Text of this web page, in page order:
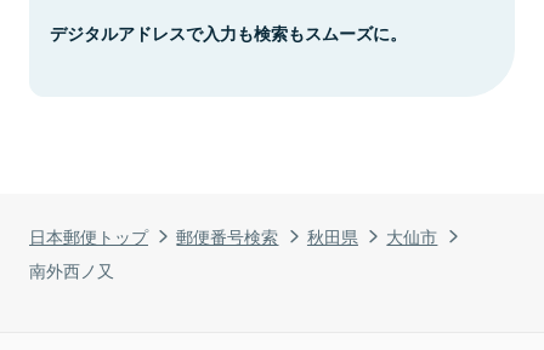
日本郵便トップ 郵便番号検索 秋田県
大仙市
南外西ノ又
デジタルアドレスで入力も検索もスムーズに。